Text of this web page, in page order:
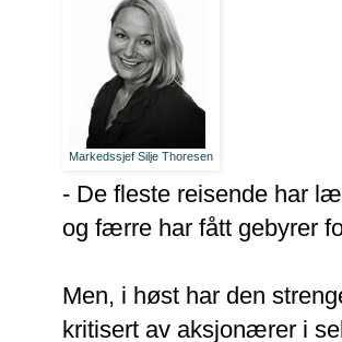
Markedssjef Silje Thoresen
- De fleste reisende har
og færre har fått gebyrer
Men, i høst har den
kritisert av aksjonærer i